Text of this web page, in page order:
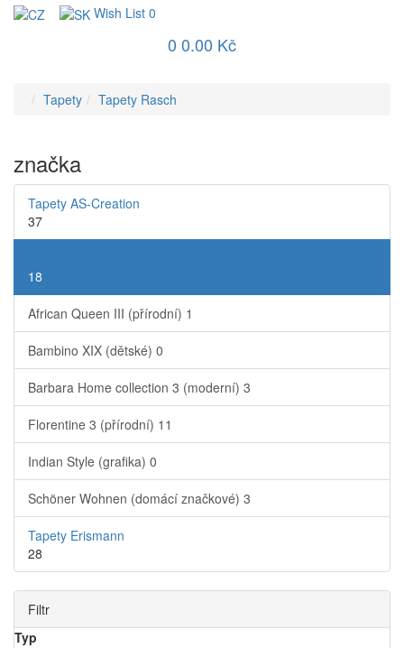
Wish List 0
0 0.00 Kč
Tapety Tapety Rasch
značka
Tapety AS-Creation
37
18
African Queen III (přírodní) 1
Bambino XIX (dětské) 0
Barbara Home collection 3 (moderní) 3
Florentine 3 (přírodní) 11
Indian Style (grafika) 0
Schöner Wohnen (domácí značkové) 3
Tapety Erismann
28
Filtr
Typ